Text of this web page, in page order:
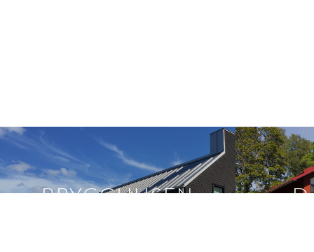
BRYGGHUSEN